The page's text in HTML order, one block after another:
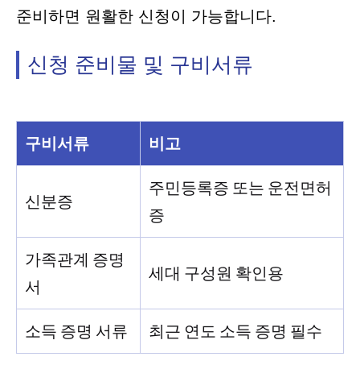
준비하면 원활한 신청이 가능합니다.
신청 준비물 및 구비서류
구비서류 비고
신분증
주민등록증 또는 운전면허
증
가족관계 증명
서
세대 구성원 확인용
소득 증명 서류 최근 연도 소득 증명 필수